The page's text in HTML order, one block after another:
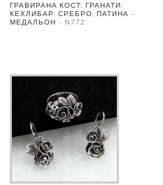
ГРАВИРАНА КОСТ, ГРАНАТИ,
КЕХЛИБАР, СРЕБРО, ПАТИНА –
МЕДАЛЬОН – N772